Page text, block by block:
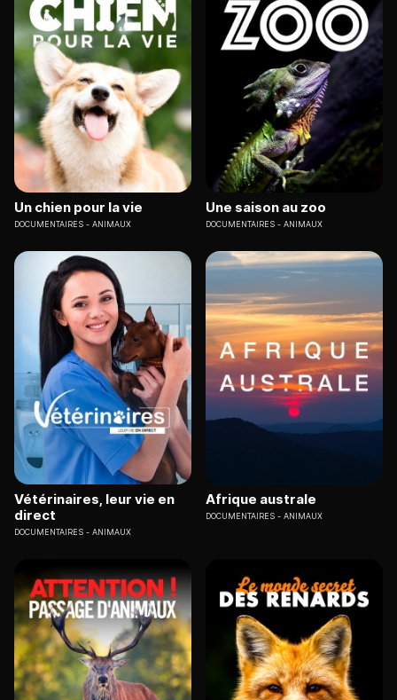
Un chien pour la vie
DOCUMENTAIRES ANIMAUX
Une saison au zoo
DOCUMENTAIRES ANIMAUX
Vétérinaires, leur vie en
direct
DOCUMENTAIRES ANIMAUX
Afrique australe
DOCUMENTAIRES ANIMAUX